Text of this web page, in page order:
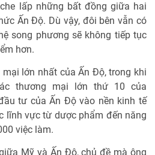
lấp những bất đồng giữa hai
Ấn Độ. Dù vậy, đôi bên vẫn có
song phương sẽ không tiếp tục
hơn.
lớn nhất của Ấn Độ, trong khi
thương mại lớn thứ 10 của
tư của Ấn Độ vào nền kinh tế
lĩnh vực từ dược phẩm đến năng
việc làm.
Mỹ và Ấn Độ, chủ đề mà ông